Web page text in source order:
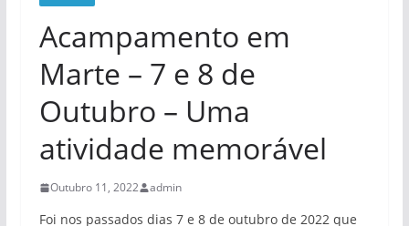
Acampamento em
Marte – 7 e 8 de
Outubro – Uma
atividade memorável
Outubro 11, 2022 admin
Foi nos passados dias 7 e 8 de outubro de 2022 que